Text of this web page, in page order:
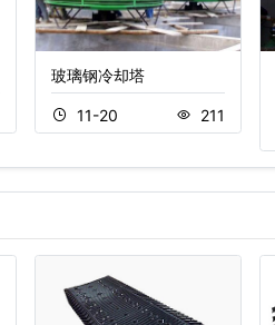
玻璃钢冷却塔
11-20 211